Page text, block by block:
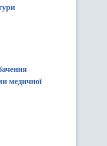
медичної